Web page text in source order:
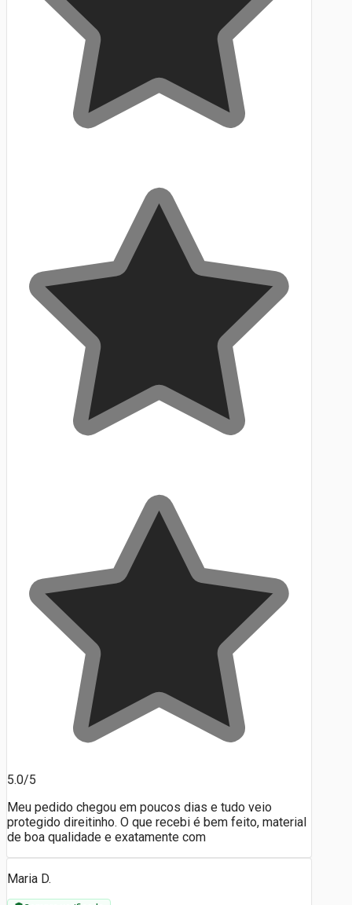
5.0/5
Meu pedido chegou em poucos dias e tudo veio
protegido direitinho. O que recebi é bem feito, material
de boa qualidade e exatamente com
Maria D.